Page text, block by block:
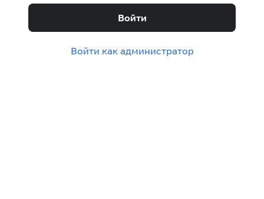
Войти
Войти как администратор